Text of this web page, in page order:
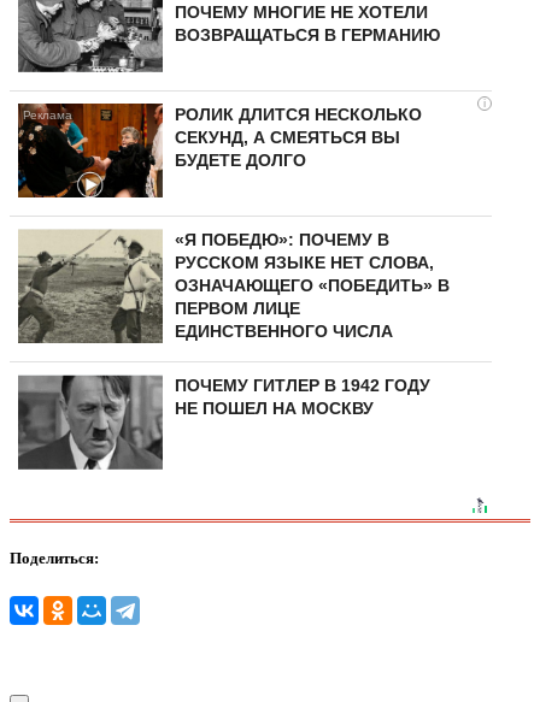
ПОЧЕМУ МНОГИЕ НЕ ХОТЕЛИ
ВОЗВРАЩАТЬСЯ В ГЕРМАНИЮ
i
РОЛИК ДЛИТСЯ НЕСКОЛЬКО
СЕКУНД, А СМЕЯТЬСЯ ВЫ
БУДЕТЕ ДОЛГО
«Я ПОБЕДЮ»: ПОЧЕМУ В
РУССКОМ ЯЗЫКЕ НЕТ СЛОВА,
ОЗНАЧАЮЩЕГО «ПОБЕДИТЬ» В
ПЕРВОМ ЛИЦЕ
ЕДИНСТВЕННОГО ЧИСЛА
ПОЧЕМУ ГИТЛЕР В 1942 ГОДУ
НЕ ПОШЕЛ НА МОСКВУ
Поделиться: